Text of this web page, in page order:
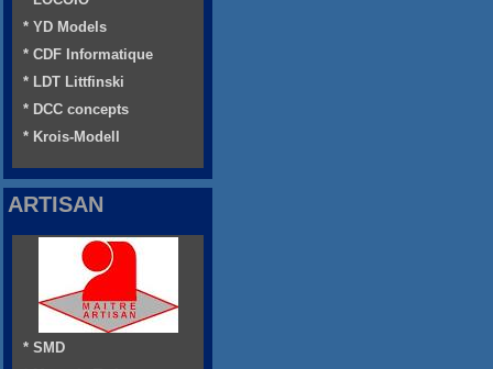
* YD Models
* CDF Informatique
* LDT Littfinski
* DCC concepts
* Krois-Modell
ARTISAN
* SMD